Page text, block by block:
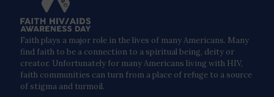
Faith plays a major role in the lives of many Americans. Many
find faith to be a connection to a spiritual being, deity or
creator. Unfortunately for many Americans living with HIV,
faith communities can turn from a place of refuge to a source
of stigma and turmoil.